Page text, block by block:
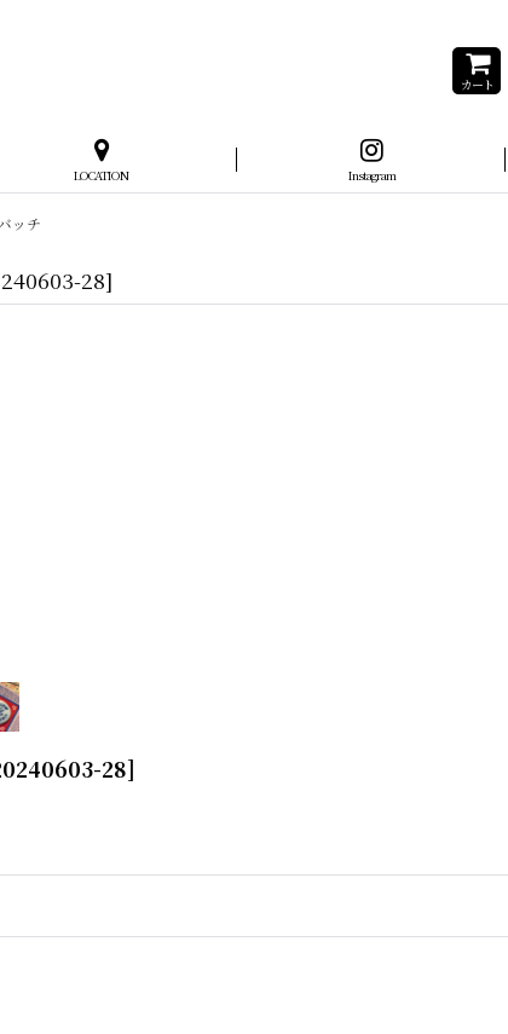
カート
LOCATION Instagram
ッチ
28]
28]